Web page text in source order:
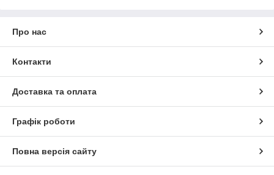
Про нас
Контакти
Доставка та оплата
Графік роботи
Повна версія сайту